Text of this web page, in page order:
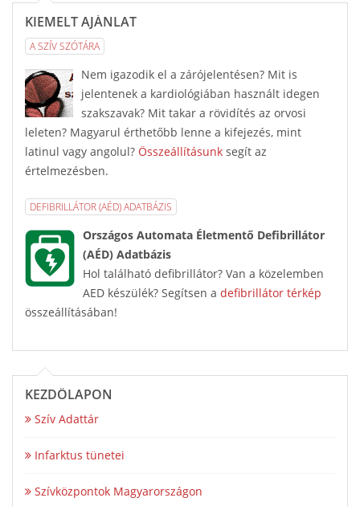
KIEMELT AJÁNLAT
A SZÍV SZÓTÁRA
Nem igazodik el a zárójelentésen? Mit is
jelentenek a kardiológiában használt idegen
szakszavak? Mit takar a rövidítés az orvosi
leleten? Magyarul érthetőbb lenne a kifejezés, mint
latinul vagy angolul? Összeállításunk segít az
értelmezésben.
DEFIBRILLÁTOR (AÉD) ADATBÁZIS
Országos Automata Életmentő Defibrillátor
(AÉD) Adatbázis
Hol található defibrillátor? Van a közelemben
AED készülék? Segítsen a defibrillátor térkép
összeállításában!
KEZDŐLAPON
Szív Adattár
Infarktus tünetei
Szívközpontok Magyarországon